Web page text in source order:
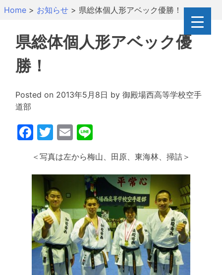
SkipHome > お知らせ > 県総体個人形アベック優勝！
県総体個人形アベック優
勝！
Posted on 2013年5月8日 by 御殿場西高等学校空手
道部
Facebook
Twitter
Email
＜写真は左から梅山、田原、東海林、掃詰＞